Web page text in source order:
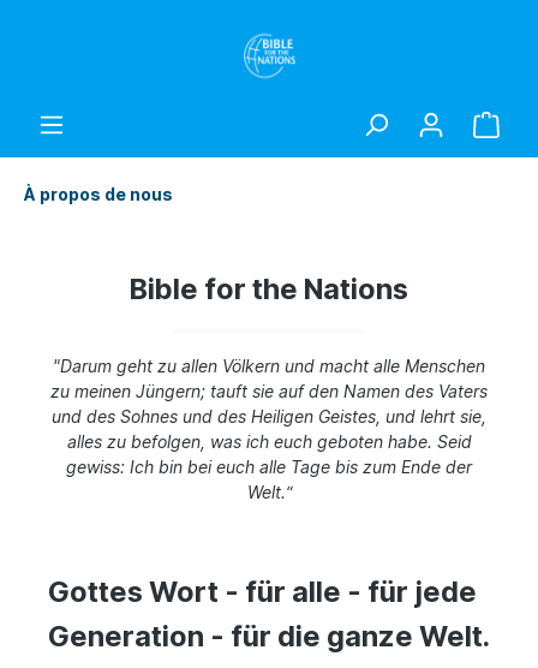
À propos de nous
Bible for the Nations
"Darum geht zu allen Völkern und macht alle Menschen
zu meinen Jüngern; tauft sie auf den Namen des Vaters
und des Sohnes und des Heiligen Geistes, und lehrt sie,
alles zu befolgen, was ich euch geboten habe. Seid
gewiss: Ich bin bei euch alle Tage bis zum Ende der
Welt.“
Gottes Wort - für alle - für jede
Generation - für die ganze Welt.